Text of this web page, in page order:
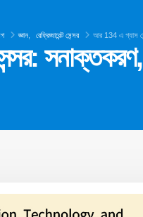
জ্ঞান, রেফ্রিজারেন্ট সেন্সর আর 134 এ গ্যাস